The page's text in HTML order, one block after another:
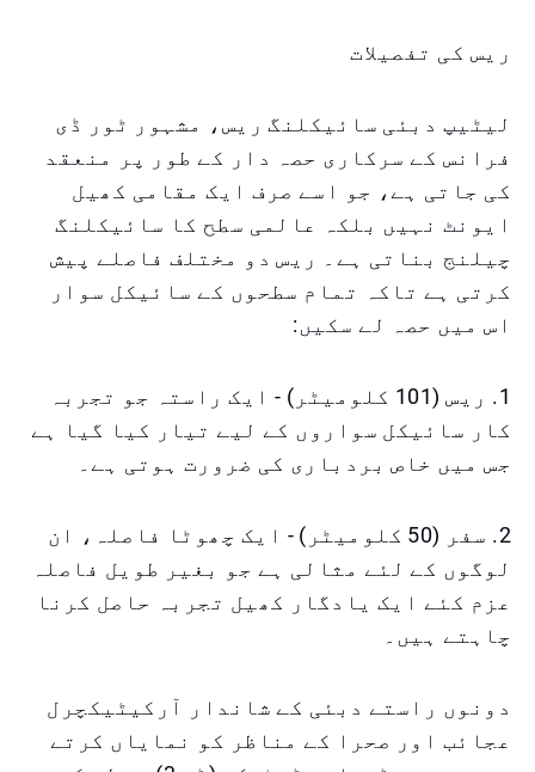
ریس کی تفصیلات
لیٹیپ دبئی سائیکلنگ ریس، مشہور ٹور ڈی
فرانس کے سرکاری حصہ دار کے طور پر منعقد
کی جاتی ہے، جو اسے صرف ایک مقامی کھیل
ایونٹ نہیں بلکہ عالمی سطح کا سائیکلنگ
چیلنج بناتی ہے۔ ریس دو مختلف فاصلے پیش
کرتی ہے تاکہ تمام سطحوں کے سائیکل سوار
اس میں حصہ لے سکیں:
1. ریس (101 کلومیٹر) - ایک راستہ جو تجربہ
کار سائیکل سواروں کے لیے تیار کیا گیا ہے
جس میں خاص بردباری کی ضرورت ہوتی ہے۔
2. سفر (50 کلومیٹر) - ایک چھوٹا فاصلہ، ان
لوگوں کے لئے مثالی ہے جو بغیر طویل فاصلہ
عزم کئے ایک یادگار کھیل تجربہ حاصل کرنا
چاہتے ہیں۔
دونوں راستے دبئی کے شاندار آرکیٹیکچرل
عجائب اور صحرا کے مناظر کو نمایاں کرتے